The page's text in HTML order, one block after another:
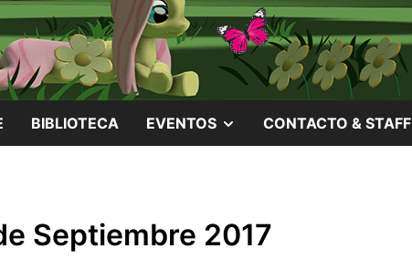
BIBLIOTECA EVENTOS MOSTRAR
CONTACTO & STAFF
Septiembre 2017